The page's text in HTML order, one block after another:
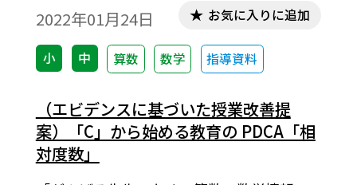
2022年01月24日
小 中 算数 数学 指導資料
お気に入りに追加
（エビデンスに基づいた授業改善提
案）「C」から始める教育の PDCA「相
対度数」